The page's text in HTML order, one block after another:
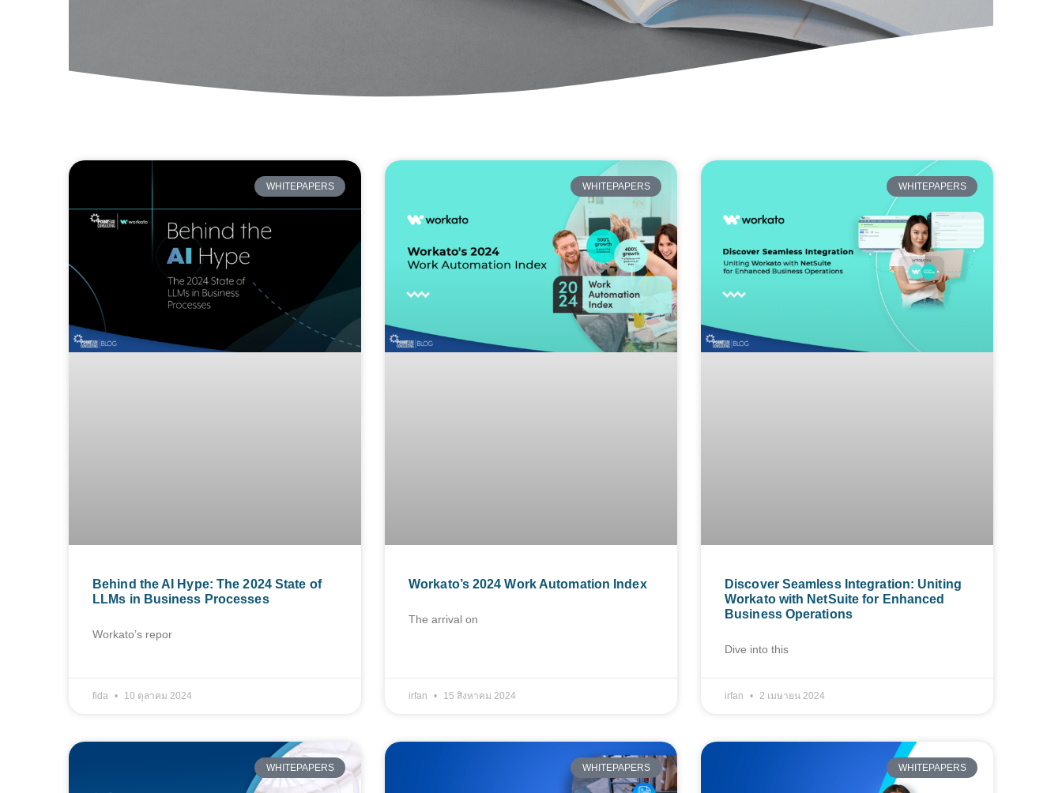
WHITEPAPERS
Behind the AI Hype: The 2024 State of
LLMs in Business Processes
Workato’s repor
fida 10 ตุลาคม 2024
WHITEPAPERS
Workato’s 2024 Work Automation Index
The arrival on
irfan 15 สิงหาคม 2024
WHITEPAPERS
Discover Seamless Integration: Uniting
Workato with NetSuite for Enhanced
Business Operations
Dive into this
irfan 2 เมษายน 2024
WHITEPAPERS WHITEPAPERS WHITEPAPERS